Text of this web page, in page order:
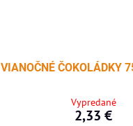
VIANOČNÉ ČOKOLÁDKY
Vypredané
2,33 €